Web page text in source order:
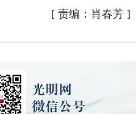
[ 责编：肖春芳 ]